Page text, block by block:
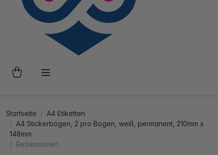
Startseite
A4 Etiketten
A4 Stickerbögen, 2 pro Bogen, weiß, permanent, 210mm x
148mm
Rezensionen